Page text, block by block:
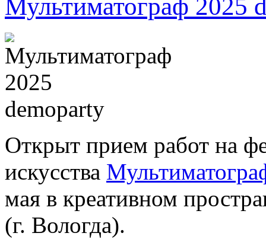
Мультиматограф 2025
Открыт прием работ на
искусства
мая в креативном
(г. Вологда).